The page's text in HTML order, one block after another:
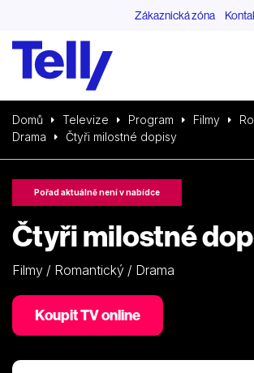
Zákaznická zóna
Domů Televize Program Filmy
Drama
Čtyři milostné dopisy
Pořad aktuálně není v nabídce
Čtyři milostné
Filmy / Romantický / Drama
Koupit TV online